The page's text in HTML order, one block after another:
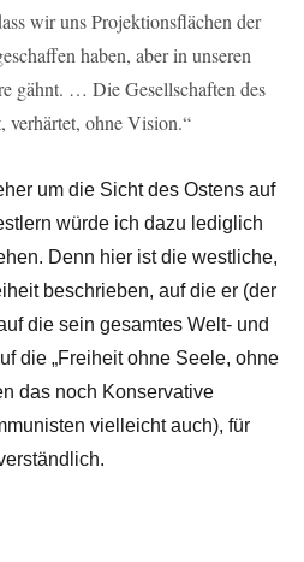
wir uns Projektionsflächen der
haben, aber in unseren
gähnt. … Die Gesellschaften des
verhärtet, ohne Vision.“
um die Sicht des Ostens auf
würde ich dazu lediglich
Denn hier ist die westliche,
beschrieben, auf die er (der
die sein gesamtes Welt- und
die „Freiheit ohne Seele, ohne
das noch Konservative
vielleicht auch), für